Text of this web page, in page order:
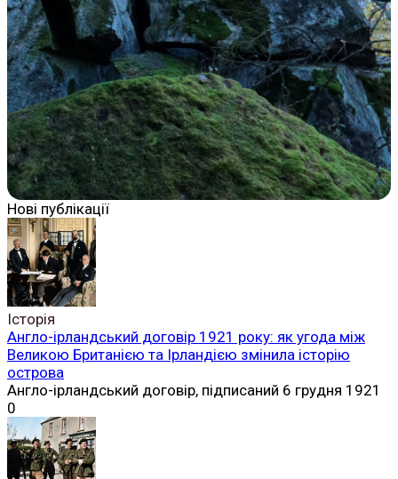
Нові публікації
Історія
Англо-ірландський договір 1921 року: як угода між
Великою Британією та Ірландією змінила історію
острова
Англо-ірландський договір, підписаний 6 грудня 1921
0